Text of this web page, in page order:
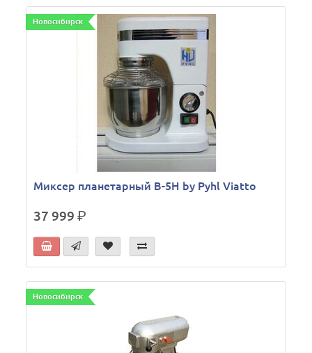
Новосибирск
Миксер планетарный B-5H by Pyhl Viatto
37 999р.
Новосибирск